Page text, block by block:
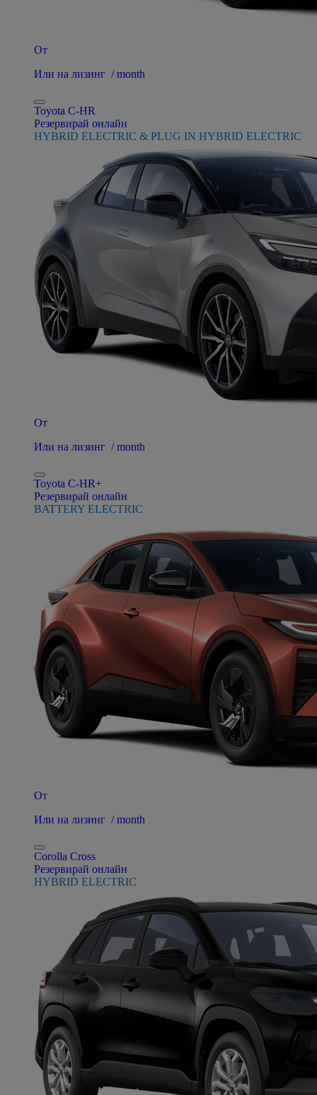
От
Или на лизинг / month
Toyota C-HR
Резервирай онлайн
HYBRID ELECTRIC & PLUG IN HYBRID ELECTRIC
От
Или на лизинг / month
Toyota C-HR+
Резервирай онлайн
BATTERY ELECTRIC
От
Или на лизинг / month
Corolla Cross
Резервирай онлайн
HYBRID ELECTRIC